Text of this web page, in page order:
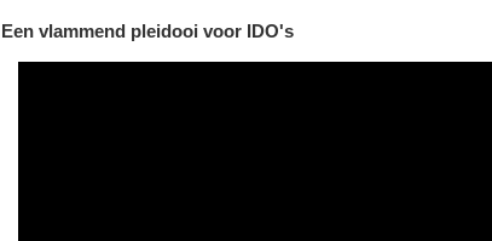
Een vlammend pleidooi voor IDO's